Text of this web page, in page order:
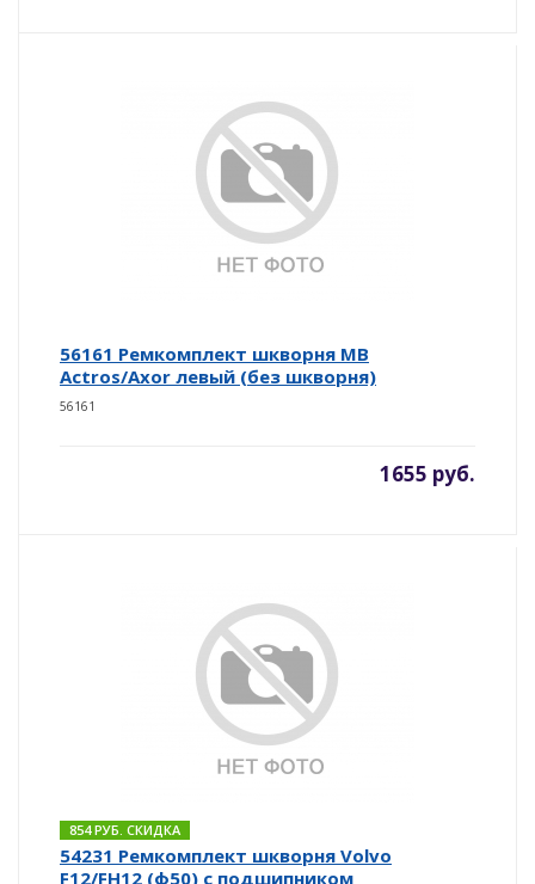
56161 Ремкомплект шкворня MB
Actros/Axor левый (без шкворня)
56161
1655 руб.
854 РУБ. СКИДКА
54231 Ремкомплект шкворня Volvo
F12/FH12 (ф50) с подшипником